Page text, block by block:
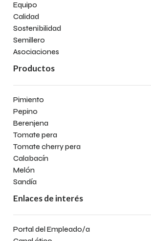
Equipo
Calidad
Sostenibilidad
Semillero
Asociaciones
Productos
Pimiento
Pepino
Berenjena
Tomate pera
Tomate cherry pera
Calabacín
Melón
Sandía
Enlaces de interés
Portal del Empleado/a